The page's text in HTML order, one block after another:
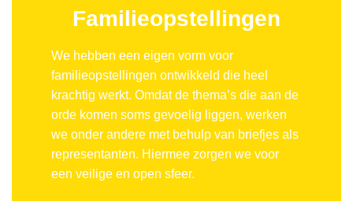
Familieopstellingen
We hebben een eigen vorm voor
familieopstellingen ontwikkeld die heel
krachtig werkt. Omdat de thema’s die aan de
orde komen soms gevoelig liggen, werken
we onder andere met behulp van briefjes als
representanten. Hiermee zorgen we voor
een veilige en open sfeer.